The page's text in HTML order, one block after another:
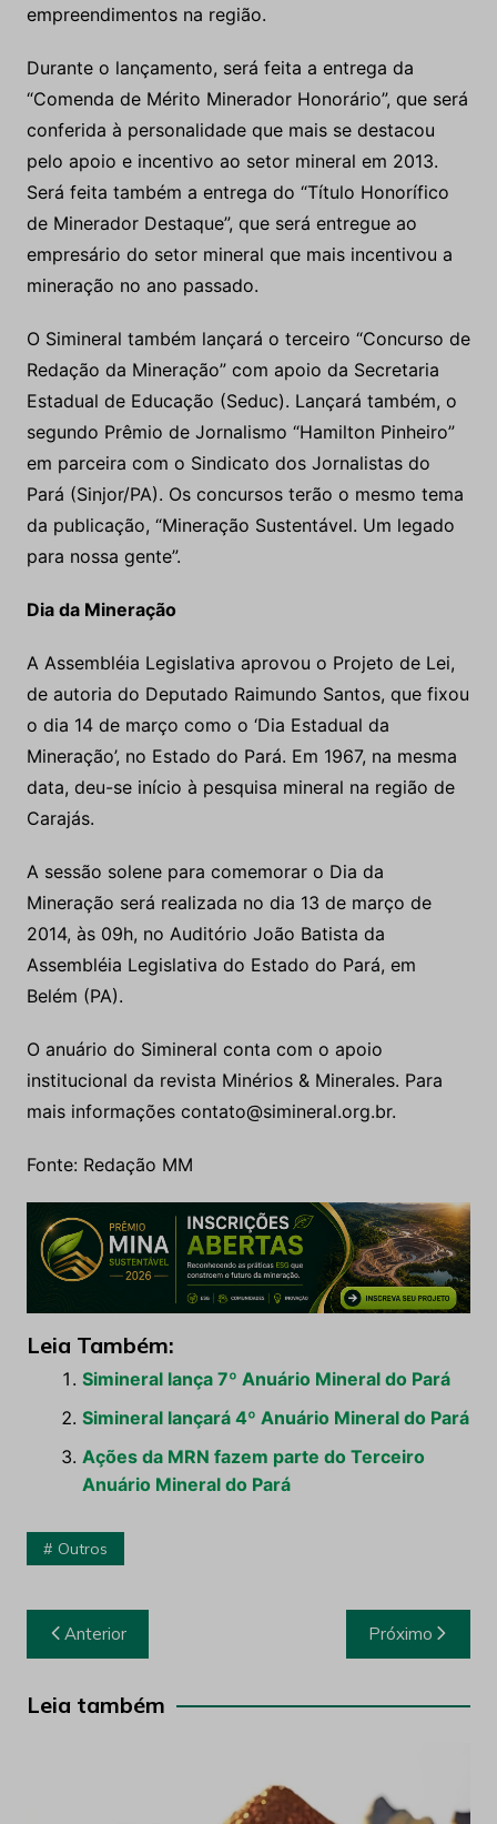
empreendimentos na região.
Durante o lançamento, será feita a entrega da
“Comenda de Mérito Minerador Honorário”, que será
conferida à personalidade que mais se destacou
pelo apoio e incentivo ao setor mineral em 2013.
Será feita também a entrega do “Título Honorífico
de Minerador Destaque”, que será entregue ao
empresário do setor mineral que mais incentivou a
mineração no ano passado.
O Simineral também lançará o terceiro “Concurso de
Redação da Mineração” com apoio da Secretaria
Estadual de Educação (Seduc). Lançará também, o
segundo Prêmio de Jornalismo “Hamilton Pinheiro”
em parceira com o Sindicato dos Jornalistas do
Pará (Sinjor/PA). Os concursos terão o mesmo tema
da publicação, “Mineração Sustentável. Um legado
para nossa gente”.
Dia da Mineração
A Assembléia Legislativa aprovou o Projeto de Lei,
de autoria do Deputado Raimundo Santos, que fixou
o dia 14 de março como o ‘Dia Estadual da
Mineração’, no Estado do Pará. Em 1967, na mesma
data, deu-se início à pesquisa mineral na região de
Carajás.
A sessão solene para comemorar o Dia da
Mineração será realizada no dia 13 de março de
2014, às 09h, no Auditório João Batista da
Assembléia Legislativa do Estado do Pará, em
Belém (PA).
O anuário do Simineral conta com o apoio
institucional da revista Minérios & Minerales. Para
mais informações contato@simineral.org.br.
Fonte: Redação MM
Leia Também:
Simineral lança 7º Anuário Mineral do Pará
Simineral lançará 4º Anuário Mineral do Pará
Ações da MRN fazem parte do Terceiro
Anuário Mineral do Pará
Outros
Navegação
de
Post
Anterior Próximo
Leia também